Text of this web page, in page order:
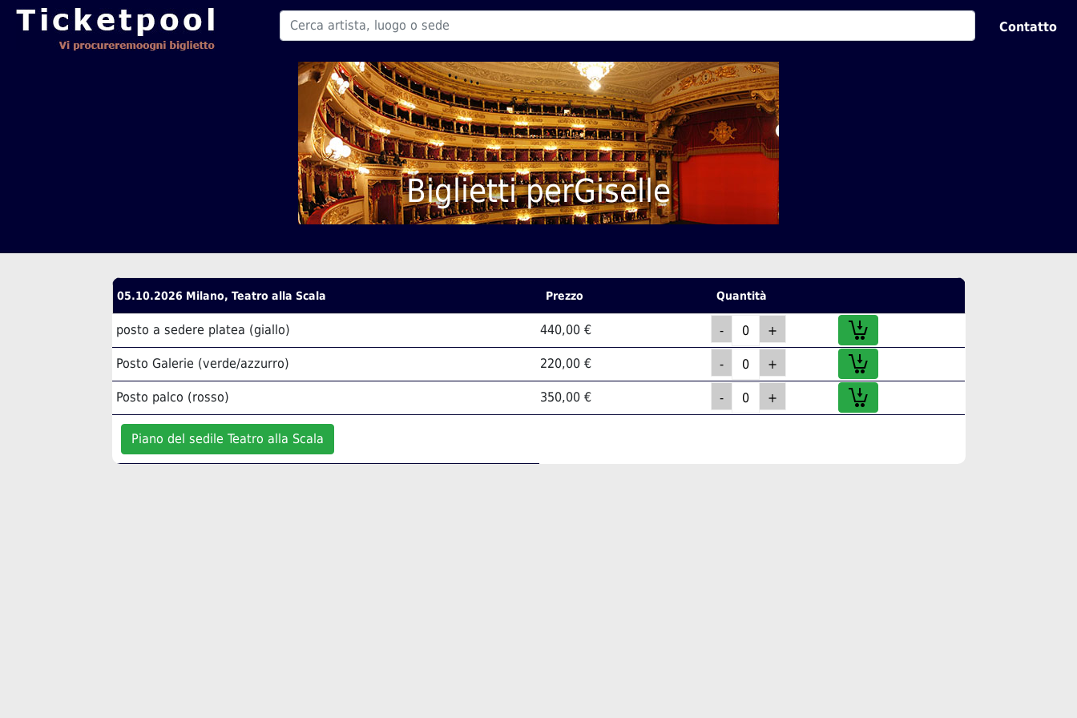
Contatto
Biglietti perGiselle
05.10.2026 Milano, Teatro alla Scala Prezzo Quantità
posto a sedere platea (giallo) 440,00 €
Posto Galerie (verde/azzurro) 220,00 €
Posto palco (rosso) 350,00 €
Piano del sedile Teatro alla Scala